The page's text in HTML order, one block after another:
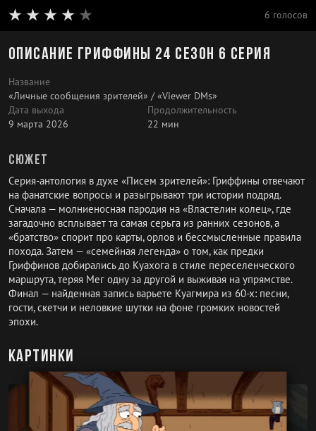
6 голосов
Описание Гриффины 24 сезон 6 серия
Название
«Личные сообщения зрителей» / «Viewer DMs»
Дата выхода
9 марта 2026
Продолжительность
22 мин
Сюжет
Серия-антология в духе «Писем зрителей»: Гриффины отвечают
на фанатские вопросы и разыгрывают три истории подряд.
Сначала — молниеносная пародия на «Властелин колец», где
загадочно всплывает та самая серьга из ранних сезонов, а
«братство» спорит про карты, орлов и бессмысленные правила
похода. Затем — «семейная легенда» о том, как предки
Гриффинов добирались до Куахога в стиле переселенческого
маршрута, теряя Мег одну за другой и выживая на упрямстве.
Финал — найденная запись варьете Куагмира из 60-х: песни,
гости, скетчи и неловкие шутки на фоне громких новостей
эпохи.
Картинки